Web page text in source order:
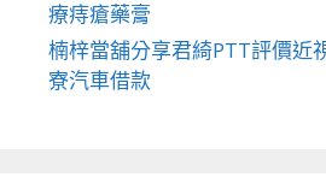
療痔瘡藥膏
楠梓當舖分享君綺PTT評價近
寮汽車借款